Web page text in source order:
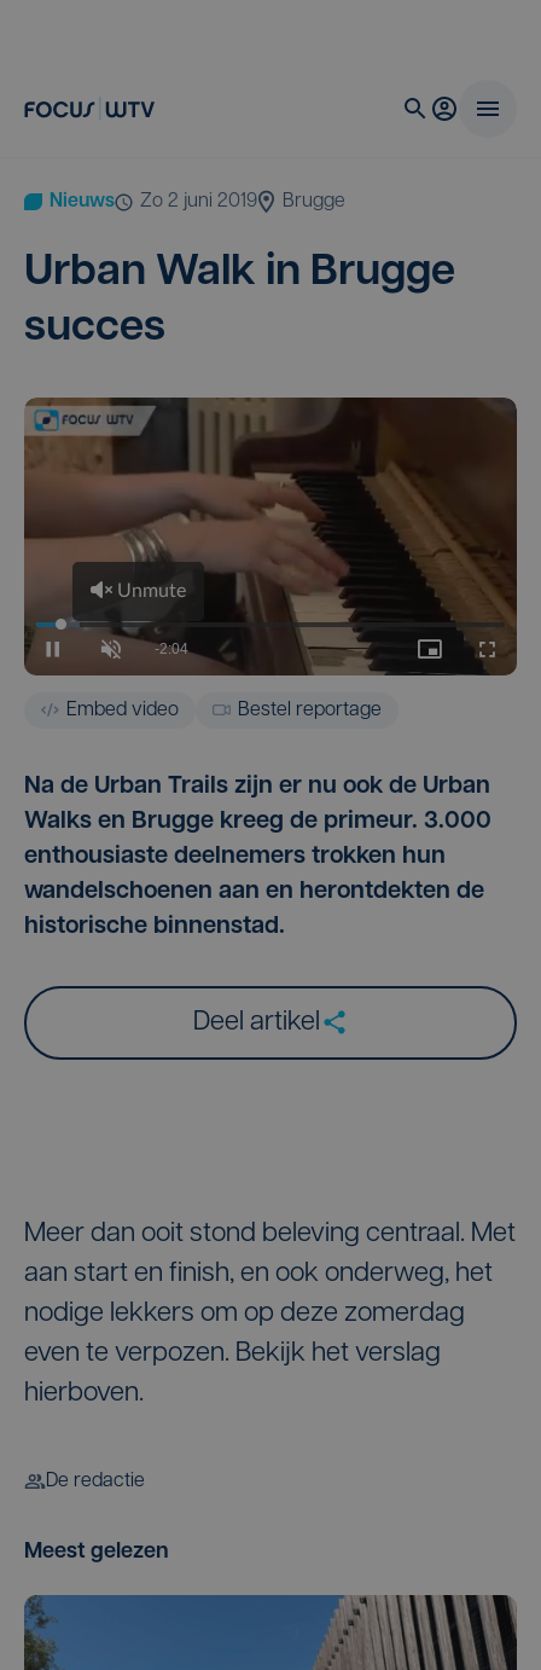
Nieuws zo 2 juni 2019 Brugge
Urban Walk in Brug­ge
succes
Embed video Bestel reportage
Na de Urban Trails zijn er nu ook de Urban
Walks en Brugge kreeg de primeur. 3.000
enthousiaste deelnemers trokken hun
wandelschoenen aan en herontdekten de
historische binnenstad.
Deel artikel
Meer dan ooit stond beleving centraal. Met
aan start en finish, en ook onderweg, het
nodige lekkers om op deze zomerdag
even te verpozen. Bekijk het verslag
hierboven.
De redactie
Meest gelezen